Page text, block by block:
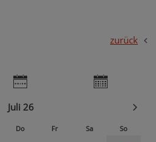
zurück
Juli 26
Do Fr Sa So